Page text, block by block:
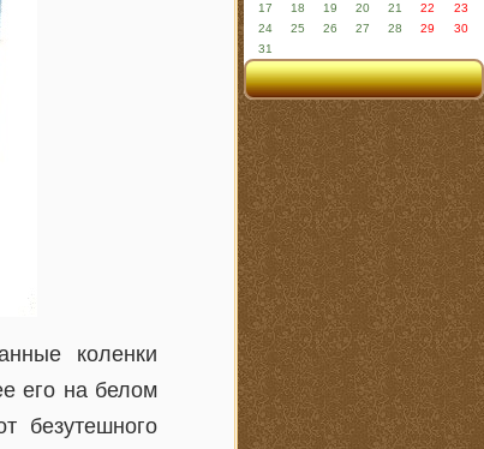
коленки
его на белом
безутешного
17
18 19 20 21 22
23
24
25 26 27 28 29
30
31